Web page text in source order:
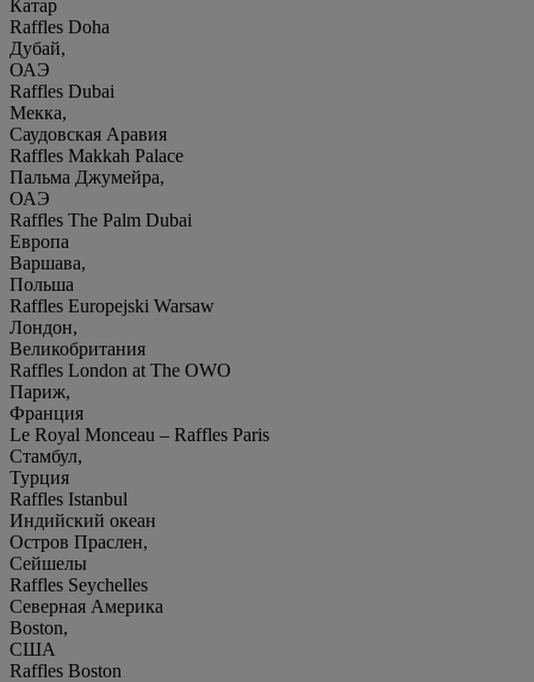
Катар
Raffles Doha
Дубай,
ОАЭ
Raffles Dubai
Мекка,
Саудовская Аравия
Raffles Makkah Palace
Пальма Джумейра,
ОАЭ
Raffles The Palm Dubai
Европа
Варшава,
Польша
Raffles Europejski Warsaw
Лондон,
Великобритания
Raffles London at The OWO
Париж,
Франция
Le Royal Monceau – Raffles Paris
Стамбул,
Турция
Raffles Istanbul
Индийский океан
Остров Праслен,
Сейшелы
Raffles Seychelles
Северная Америка
Boston,
США
Raffles Boston